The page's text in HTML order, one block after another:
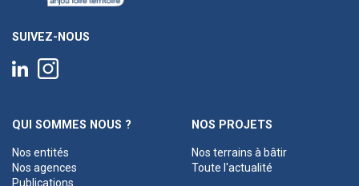
SUIVEZ-NOUS
QUI SOMMES NOUS ?
Nos entités
Nos agences
Publications
NOS PROJETS
Nos terrains à bâtir
Toute l'actualité